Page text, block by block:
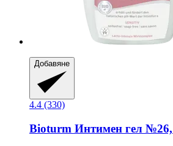
Добавяне
4.4 (330)
Bioturm Интимен гел